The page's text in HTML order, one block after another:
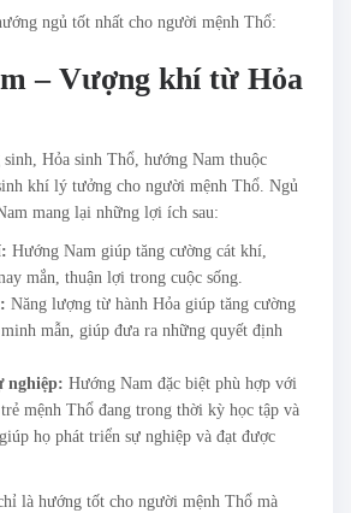
ngủ tốt nhất cho người mệnh Thổ:
– Vượng khí từ Hỏa
Hỏa sinh Thổ, hướng Nam thuộc
khí lý tưởng cho người mệnh Thổ. Ngủ
mang lại những lợi ích sau:
Hướng Nam giúp tăng cường cát khí,
mắn, thuận lợi trong cuộc sống.
Năng lượng từ hành Hỏa giúp tăng cường
minh mẫn, giúp đưa ra những quyết định
nghiệp: Hướng Nam đặc biệt phù hợp với
mệnh Thổ đang trong thời kỳ học tập và
họ phát triển sự nghiệp và đạt được
là hướng tốt cho người mệnh Thổ mà